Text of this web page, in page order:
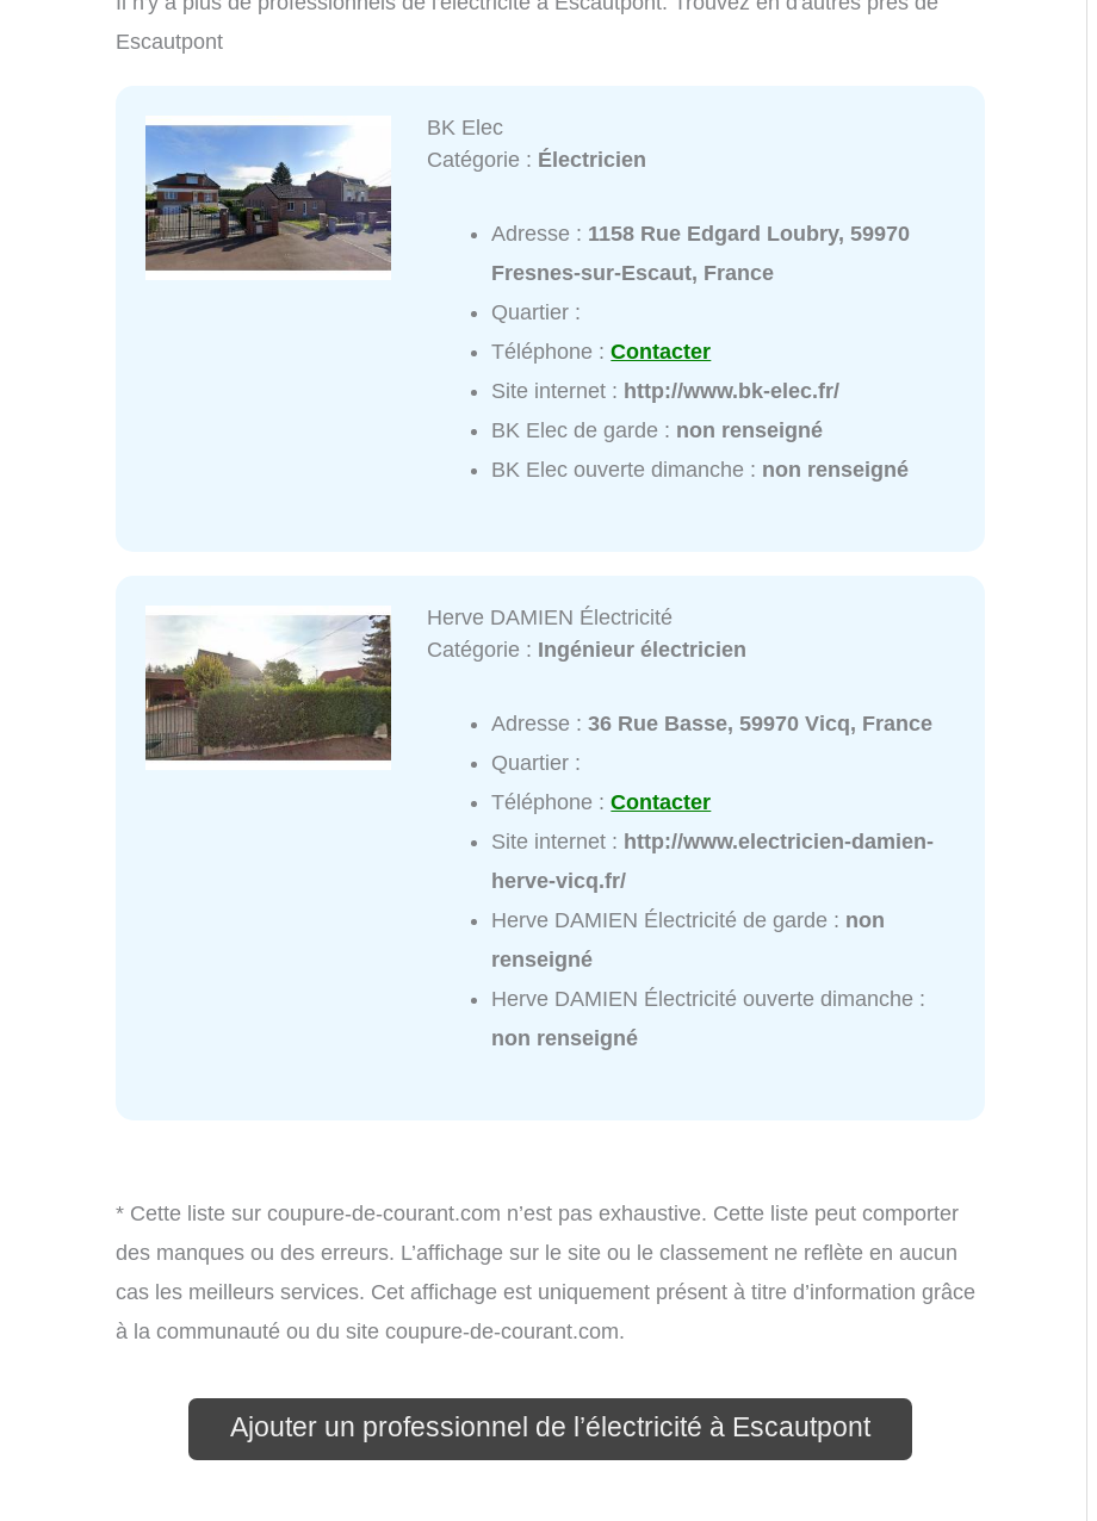
Escautpont
BK Elec
Catégorie : Électricien
Adresse : 1158 Rue Edgard Loubry, 59970
Fresnes-sur-Escaut, France
Quartier :
Téléphone :Contacter
Site internet : http://www.bk-elec.fr/
BK Elec de garde : non renseigné
BK Elec ouverte dimanche : non renseigné
Herve DAMIEN Électricité
Catégorie : Ingénieur électricien
Adresse :36 Rue Basse, 59970 Vicq, France
Quartier :
Téléphone :Contacter
Site internet : http://www.electricien-damien-
herve-vicq.fr/
Herve DAMIEN Électricité de garde : non
renseigné
Herve DAMIEN Électricité ouverte dimanche :
non renseigné
* Cette liste sur coupure-de-courant.com n’est pas exhaustive. Cette liste peut comporter
des manques ou des erreurs. L’affichage sur le site ou le classement ne reflète en aucun
cas les meilleurs services. Cet affichage est uniquement présent à titre d’information grâce
à la communauté ou du site coupure-de-courant.com.
Ajouter un professionnel de l’électricité à Escautpont